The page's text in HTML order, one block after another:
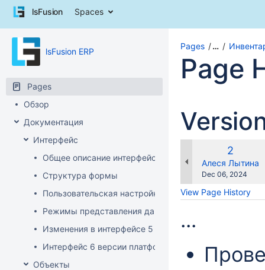
Skip
content
Skip
breadcrumbs
header
Skip
lsFusion Spaces
lsFusion ERP
Pages
Обзор
Документация
Интерфейс
Общее описание интерфейса клиента
Структура формы
Пользовательская настройка интерфейса
Режимы представления данных
Изменения в интерфейсе 5 версии платформы
Интерфейс 6 версии платформы
Объекты
Pages …
Page
Old
Version
2
Алеся Лытина
Saved
Dec 06, 2024
View Page History
...